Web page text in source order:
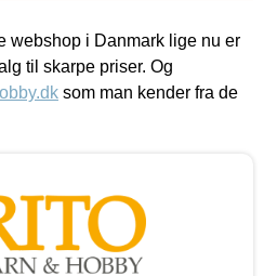
webshop i Danmark lige nu er
til skarpe priser. Og
som man kender fra de